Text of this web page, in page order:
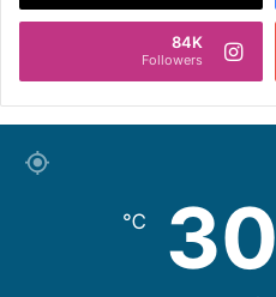
84K
Followers
30
℃